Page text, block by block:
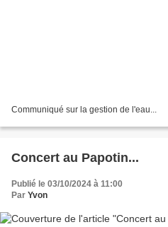
Communiqué sur la gestion de l'eau...
Concert au Papotin...
Publié le 03/10/2024 à 11:00
Par Yvon